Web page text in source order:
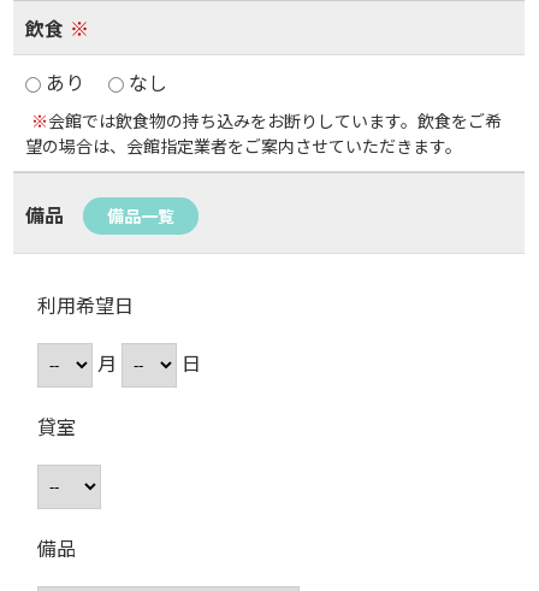
飲食 ※
あり
なし
※会館では飲食物の持ち込みをお断りしています。飲食をご希
望の場合は、会館指定業者をご案内させていただきます。
備品 備品一覧
利用希望日
月
日
貸室
備品